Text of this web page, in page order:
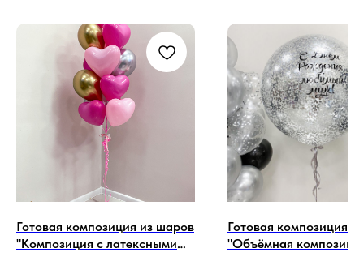
Готовая композиция из шаров
"Композиция с латексными
Готовая композиция
"Объёмная